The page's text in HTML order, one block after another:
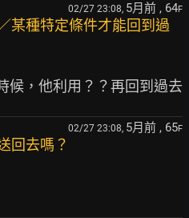
02/27 23:08, 5月前 , 64F
某種特定條件才能回到過
02/27 23:08, 5月前 , 65F
回去嗎？